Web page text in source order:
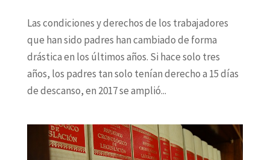
Las condiciones y derechos de los trabajadores
que han sido padres han cambiado de forma
drástica en los últimos años. Si hace solo tres
años, los padres tan solo tenían derecho a 15 días
de descanso, en 2017 se amplió...